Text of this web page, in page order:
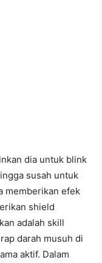
dia untuk blink
susah untuk
memberikan efek
shield
adalah skill
darah musuh di
aktif. Dalam